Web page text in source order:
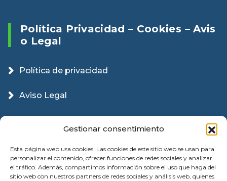
Gestionar consentimiento
Esta página web usa cookies. Las cookies de este sitio web se usan para
personalizar el contenido, ofrecer funciones de redes sociales y analizar
el tráfico. Además, compartimos información sobre el uso que haga del
sitio web con nuestros partners de redes sociales y análisis web, quienes
Política Privacidad – Cookies – Avis
O Legal
Política de privacidad
Aviso Legal